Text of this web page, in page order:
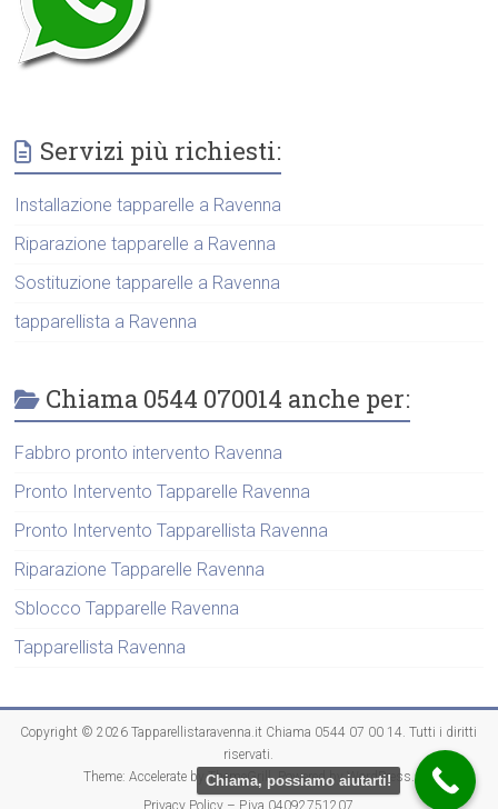
Servizi più richiesti:
Installazione tapparelle a Ravenna
Riparazione tapparelle a Ravenna
Sostituzione tapparelle a Ravenna
tapparellista a Ravenna
Chiama 0544 070014 anche per:
Fabbro pronto intervento Ravenna
Pronto Intervento Tapparelle Ravenna
Pronto Intervento Tapparellista Ravenna
Riparazione Tapparelle Ravenna
Sblocco Tapparelle Ravenna
Tapparellista Ravenna
Copyright © 2026Tapparellistaravenna.it Chiama 0544 07 00 14 . Tutti i diritti
riservati.
Theme: Accelerateby ThemeGrill. Powered byWordPress
Privacy Policy – P.iva 04092751207
Chiama, possiamo aiutarti!